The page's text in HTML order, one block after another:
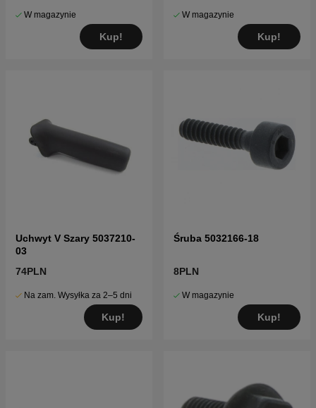
W magazynie
Kup!
W magazynie
Kup!
Uchwyt V Szary 5037210-
03
74PLN
Na zam. Wysyłka za 2–5 dni
Kup!
Śruba 5032166-18
8PLN
W magazynie
Kup!